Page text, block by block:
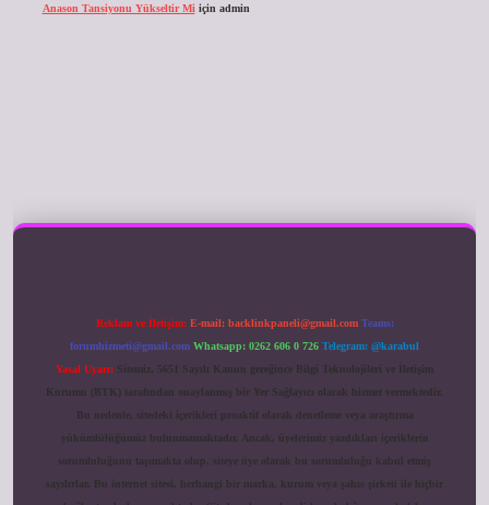
Anason Tansiyonu Yükseltir Mi için admin
Reklam ve İletişim: E-mail: backlinkpaneli@gmail.com Teams:
forumhizmeti@gmail.com Whatsapp: 0262 606 0 726 Telegram: @karabul
Yasal Uyarı: Sitemiz, 5651 Sayılı Kanun gereğince Bilgi Teknolojileri ve İletişim
Kurumu (BTK) tarafından onaylanmış bir Yer Sağlayıcı olarak hizmet vermektedir.
Bu nedenle, sitedeki içerikleri proaktif olarak denetleme veya araştırma
yükümlülüğümüz bulunmamaktadır. Ancak, üyelerimiz yazdıkları içeriklerin
sorumluluğunu taşımakta olup, siteye üye olarak bu sorumluluğu kabul etmiş
sayılırlar. Bu internet sitesi, herhangi bir marka, kurum veya şahıs şirketi ile hiçbir